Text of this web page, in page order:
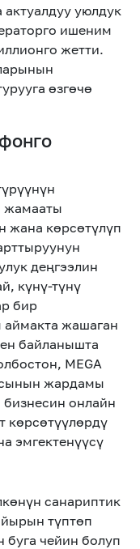
уюлдук
ишеним
жетти.
өзгөчө
жамааты
жана көрсөтүлүп
деңгээлин
күнү-түнү
бир
жашаган
байланышта
MEGA
жардамы
онлайн
көрсөтүүлөрдү
эмгектенүүсү
санариптик
түптөп
буга чейин болуп